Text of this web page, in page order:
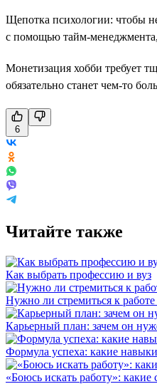
Щепотка психологии: чтобы
с помощью тайм-менеджмента,
Монетизация хобби требует
обязательно станет чем-то
6
Читайте также
Как выбрать профессию и вуз
Нужно ли стремиться к
Карьерный план: зачем он
Формула успеха: какие
«Боюсь искать работу»: